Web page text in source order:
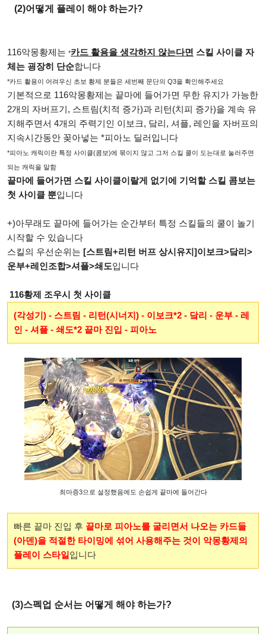
(2)어떻게 플레이 해야 하는가?
116악몽황제는 *카드 활용을 생각하지 않는다면 스킬 사이클 자
체는 굉장히 단순합니다
*카드 활용이 어려우신 초보 황제 분들은 세번째 문단의 Q3을 확인해주세요
기본적으로 116악몽황제는 끝마에 들어가면 무한 유지가 가능한
2개의 자버프기, 스트림(치적 증가)과 리턴(치피 증가)을 계속 유
지해주면서 4개의 주력기인 이보크, 닼리, 셔플, 레인을 자버프의
지속시간동안 꽂아넣는 *피아노 딜러입니다
*피아노 캐릭이란 특정 사이클(콤보)에 묶이지 않고 그저 스킬 쿨이 도는대로 눌러주면
되는 캐릭을 말함
끝마에 들어가면 스킬 사이클이랄게 없기에 기억할 스킬 콤보는
첫 사이클 뿐입니다
+)아무래도 끝마에 들어가는 순간부터 특정 스킬들의 쿨이 놀기
시작할 수 있습니다
스킬의 우선순위는 [스트림+리턴 버프 상시유지]이보크>닼리>
운부+레인조합>셔플>쇄도입니다
116황제 조우시 첫 사이클
(각성기) - 스트림 - 리턴(시너지) - 이보크*2 - 닼리 - 운부 - 레
인 - 셔플 - 쇄도*2 끝마 진입 - 피아노
최마증3으로 설정했음에도 손쉽게 끝마에 들어간다
빠른 끝마 진입 후 끝마로 피아노를 굴리면서 나오는 카드들
(아덴)을 적절한 타이밍에 섞어 사용해주는 것이 악몽황제의
플레이 스타일입니다
(3)스펙업 순서는 어떻게 해야 하는가?